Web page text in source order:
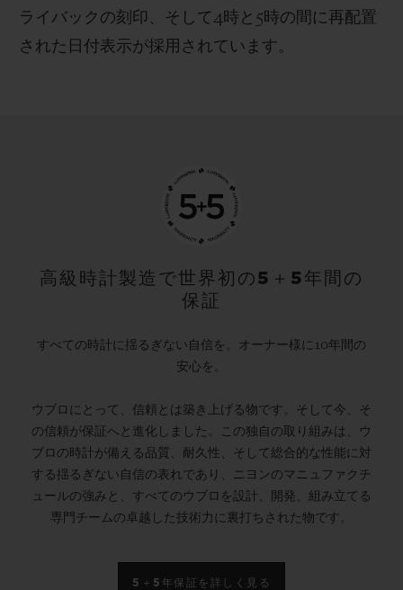
ライバックの刻印、そして4時と5時の間に再配置
された日付表示が採用されています。
高級時計製造で世界初の5＋5年間の
保証
すべての時計に揺るぎない自信を。オーナー様に10年間の
安心を。
ウブロにとって、信頼とは築き上げる物です。そして今、そ
の信頼が保証へと進化しました。この独自の取り組みは、ウ
ブロの時計が備える品質、耐久性、そして総合的な性能に対
する揺るぎない自信の表れであり、ニヨンのマニュファクチ
ュールの強みと、すべてのウブロを設計、開発、組み立てる
専門チームの卓越した技術力に裏打ちされた物です。
5＋5年保証を詳しく見る